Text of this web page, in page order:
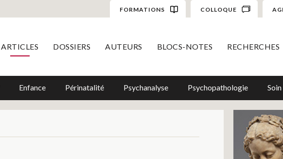
FORMATIONS COLLOQUE
ARTICLES DOSSIERS AUTEURS BLOCS-NOTES RECHERCHES
Enfance Périnatalité Psychanalyse Psychopathologie Soin